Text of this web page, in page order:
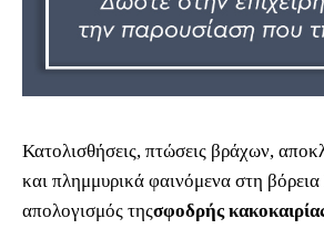
Κατολισθήσεις, πτώσεις βράχων,
και πλημμυρικά φαινόμενα στη βόρεια
απολογισμός τηςσφοδρής